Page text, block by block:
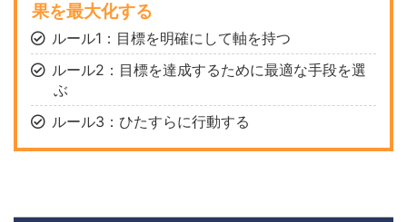
果を最大化する
ルール1：目標を明確にして軸を持つ
ルール2：目標を達成するために最適な手段を選
ぶ
ルール3：ひたすらに行動する